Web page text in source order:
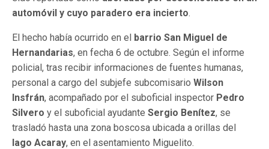
automóvil y cuyo paradero era incierto.
El hecho había ocurrido en el barrio San Miguel de
Hernandarias, en fecha 6 de octubre. Según el informe
policial, tras recibir informaciones de fuentes humanas,
personal a cargo del subjefe subcomisario Wilson
Insfrán, acompañado por el suboficial inspector Pedro
Silvero y el suboficial ayudante Sergio Benítez, se
trasladó hasta una zona boscosa ubicada a orillas del
lago Acaray, en el asentamiento Miguelito.